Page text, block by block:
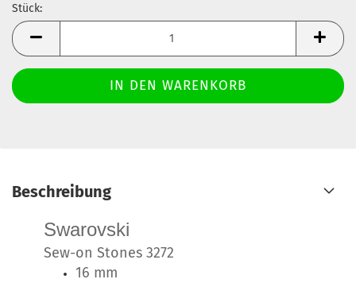
Stück:
Stück
Beschreibung
Swarovski
Sew-on Stones 3272
16 mm